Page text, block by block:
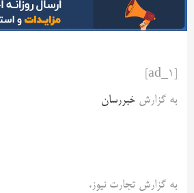
به گزارش خبررسان
به گزارش تجارت نیوز،